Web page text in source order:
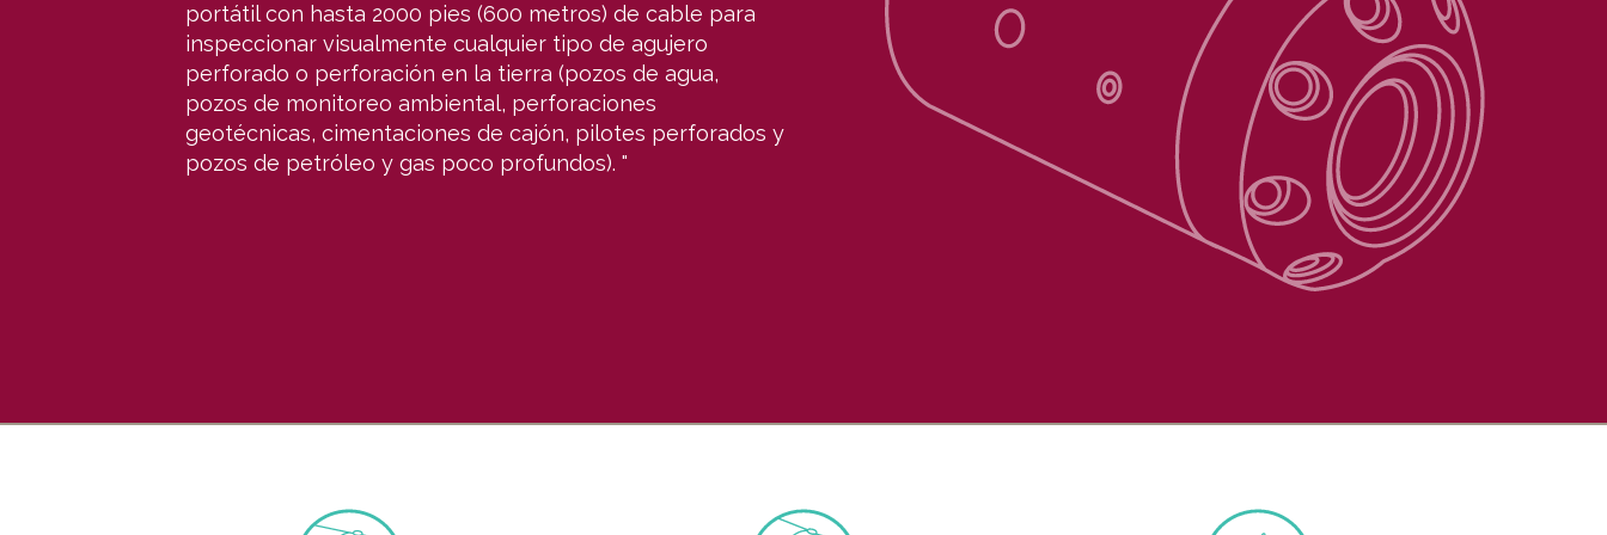
portátil con hasta 2000 pies (600 metros) de cable para
inspeccionar visualmente cualquier tipo de agujero
perforado o perforación en la tierra (pozos de agua,
pozos de monitoreo ambiental, perforaciones
geotécnicas, cimentaciones de cajón, pilotes perforados y
pozos de petróleo y gas poco profundos). "